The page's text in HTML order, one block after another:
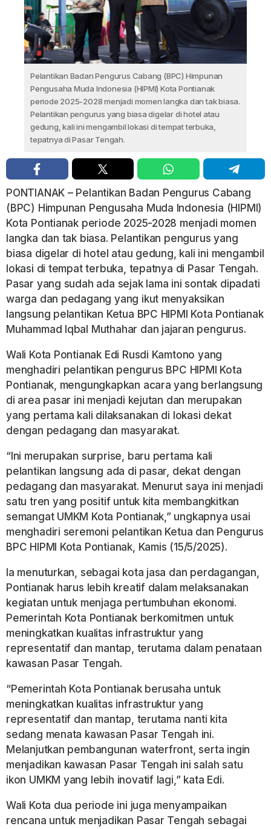
Pelantikan Badan Pengurus Cabang (BPC) Himpunan
Pengusaha Muda Indonesia (HIPMI) Kota Pontianak
periode 2025-2028 menjadi momen langka dan tak biasa.
Pelantikan pengurus yang biasa digelar di hotel atau
gedung, kali ini mengambil lokasi di tempat terbuka,
tepatnya di Pasar Tengah.
PONTIANAK – Pelantikan Badan Pengurus Cabang
(BPC) Himpunan Pengusaha Muda Indonesia (HIPMI)
Kota Pontianak periode 2025-2028 menjadi momen
langka dan tak biasa. Pelantikan pengurus yang
biasa digelar di hotel atau gedung, kali ini mengambil
lokasi di tempat terbuka, tepatnya di Pasar Tengah.
Pasar yang sudah ada sejak lama ini sontak dipadati
warga dan pedagang yang ikut menyaksikan
langsung pelantikan Ketua BPC HIPMI Kota Pontianak
Muhammad Iqbal Muthahar dan jajaran pengurus.
Wali Kota Pontianak Edi Rusdi Kamtono yang
menghadiri pelantikan pengurus BPC HIPMI Kota
Pontianak, mengungkapkan acara yang berlangsung
di area pasar ini menjadi kejutan dan merupakan
yang pertama kali dilaksanakan di lokasi dekat
dengan pedagang dan masyarakat.
“Ini merupakan surprise, baru pertama kali
pelantikan langsung ada di pasar, dekat dengan
pedagang dan masyarakat. Menurut saya ini menjadi
satu tren yang positif untuk kita membangkitkan
semangat UMKM Kota Pontianak,” ungkapnya usai
menghadiri seremoni pelantikan Ketua dan Pengurus
BPC HIPMI Kota Pontianak, Kamis (15/5/2025).
Ia menuturkan, sebagai kota jasa dan perdagangan,
Pontianak harus lebih kreatif dalam melaksanakan
kegiatan untuk menjaga pertumbuhan ekonomi.
Pemerintah Kota Pontianak berkomitmen untuk
meningkatkan kualitas infrastruktur yang
representatif dan mantap, terutama dalam penataan
kawasan Pasar Tengah.
“Pemerintah Kota Pontianak berusaha untuk
meningkatkan kualitas infrastruktur yang
representatif dan mantap, terutama nanti kita
sedang menata kawasan Pasar Tengah ini.
Melanjutkan pembangunan waterfront, serta ingin
menjadikan kawasan Pasar Tengah ini salah satu
ikon UMKM yang lebih inovatif lagi,” kata Edi.
Wali Kota dua periode ini juga menyampaikan
rencana untuk menjadikan Pasar Tengah sebagai